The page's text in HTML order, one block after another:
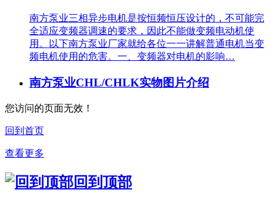
南方泵业三相异步电机是按恒频恒压设计的，不可能完
全适应变频器调速的要求，因此不能做变频电动机使
用。以下南方泵业厂家就给各位一一讲解普通电机当变
频电机使用的危害。一、变频器对电机的影响…
南方泵业CHL/CHLK实物图片介绍
您访问的页面无效！
回到首页
查看更多
回到顶部